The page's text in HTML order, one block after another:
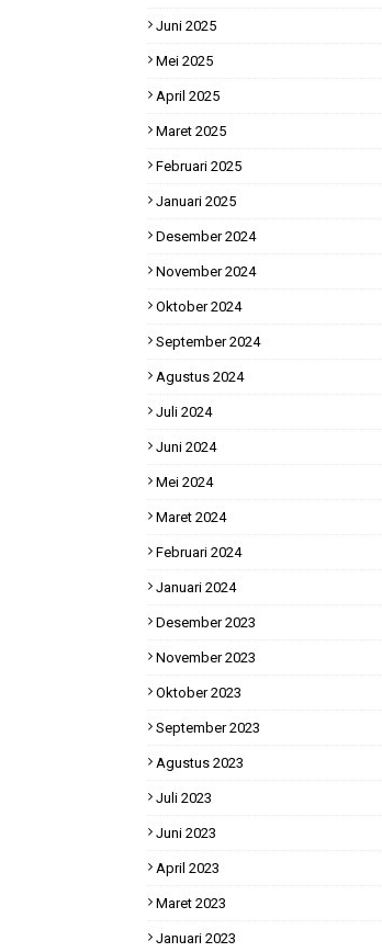
Juni 2025
Mei 2025
April 2025
Maret 2025
Februari 2025
Januari 2025
Desember 2024
November 2024
Oktober 2024
September 2024
Agustus 2024
Juli 2024
Juni 2024
Mei 2024
Maret 2024
Februari 2024
Januari 2024
Desember 2023
November 2023
Oktober 2023
September 2023
Agustus 2023
Juli 2023
Juni 2023
April 2023
Maret 2023
Januari 2023